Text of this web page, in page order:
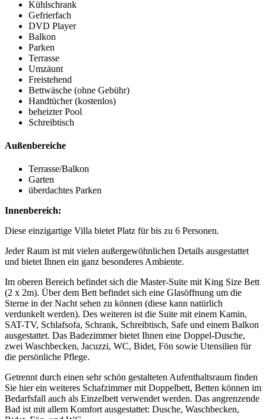
Kühlschrank
Gefrierfach
DVD Player
Balkon
Parken
Terrasse
Umzäunt
Freistehend
Bettwäsche (ohne Gebühr)
Handtücher (kostenlos)
beheizter Pool
Schreibtisch
Außenbereiche
Terrasse/Balkon
Garten
überdachtes Parken
Innenbereich:
Diese einzigartige Villa bietet Platz für bis zu 6 Personen.
Jeder Raum ist mit vielen außergewöhnlichen Details ausgestattet
und bietet Ihnen ein ganz besonderes Ambiente.
Im oberen Bereich befindet sich die Master-Suite mit King Size Bett
(2 x 2m). Über dem Bett befindet sich eine Glasöffnung um die
Sterne in der Nacht sehen zu können (diese kann natürlich
verdunkelt werden). Des weiteren ist die Suite mit einem Kamin,
SAT-TV, Schlafsofa, Schrank, Schreibtisch, Safe und einem Balkon
ausgestattet. Das Badezimmer bietet Ihnen eine Doppel-Dusche,
zwei Waschbecken, Jacuzzi, WC, Bidet, Fön sowie Utensilien für
die persönliche Pflege.
Getrennt durch einen sehr schön gestalteten Aufenthaltsraum finden
Sie hier ein weiteres Schafzimmer mit Doppelbett, Betten können im
Bedarfsfall auch als Einzelbett verwendet werden. Das angrenzende
Bad ist mit allem Komfort ausgestattet: Dusche, Waschbecken,